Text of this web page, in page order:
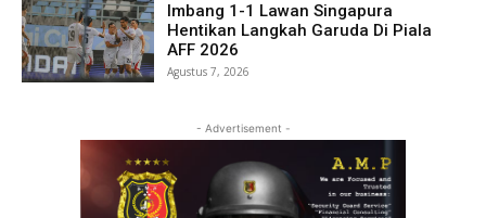
Imbang 1-1 Lawan Singapura
Hentikan Langkah Garuda Di Piala
AFF 2026
Agustus 7, 2026
- Advertisement -